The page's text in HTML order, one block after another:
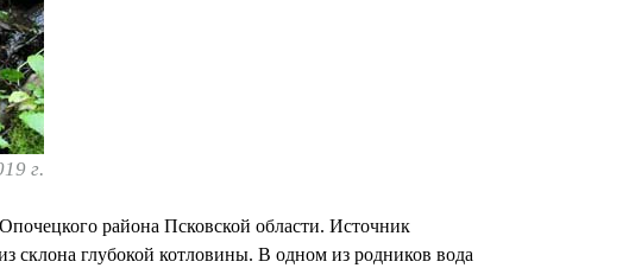
г.
района Псковской области. Источник
склона глубокой котловины. В одном из родников вода